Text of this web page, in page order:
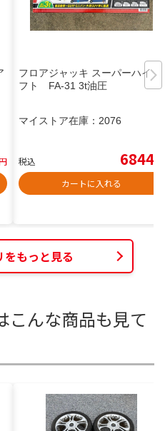
フロアジャッキ スーパーハイリ
フト FA-31 3t油圧
マイストア在庫： 2076
税込 6844
カートに入れる
をもっと見る
こんな商品も見て